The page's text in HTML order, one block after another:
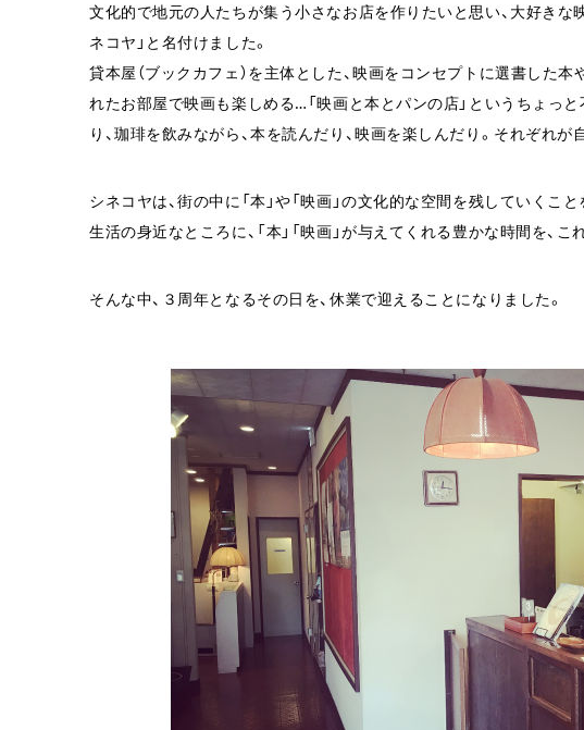
文化的で地元の人たちが集う小さなお店を作りたいと思い、大好きな
ネコヤ」と名付けました。
貸本屋（ブックカフェ）を主体とした、映画をコンセプトに選書した
れたお部屋で映画も楽しめる…「映画と本とパンの店」というちょっ
り、珈琲を飲みながら、本を読んだり、映画を楽しんだり。それぞれ
シネコヤは、街の中に「本」や「映画」の文化的な空間を残していくこ
生活の身近なところに、「本」「映画」が与えてくれる豊かな時間を、
そんな中、３周年となるその日を、休業で迎えることになりました。